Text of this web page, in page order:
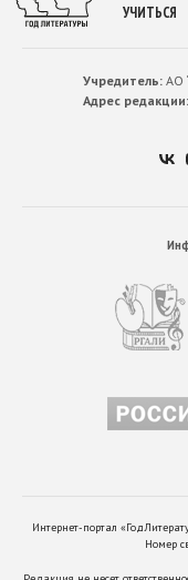
УЧИТЬСЯ
Учредитель:АО
Адрес редакции:
Интернет-портал
Номер